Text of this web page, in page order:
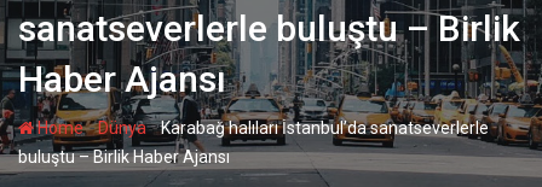
sanatseverlerle buluştu – Birlik
Haber Ajansı
Home-Dünya-Karabağ halıları İstanbul’da sanatseverlerle
buluştu – Birlik Haber Ajansı